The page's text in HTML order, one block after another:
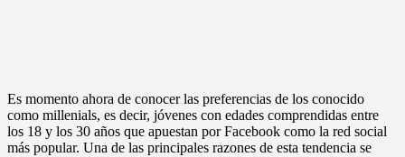
Es momento ahora de conocer las preferencias de los conocido
como millenials, es decir, jóvenes con edades comprendidas entre
los 18 y los 30 años que apuestan por Facebook como la red social
más popular. Una de las principales razones de esta tendencia se